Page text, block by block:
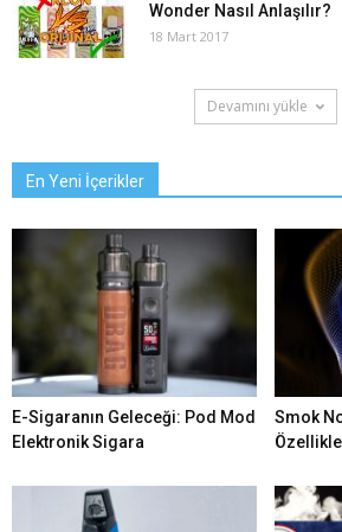
Wonder Nasıl Anlaşılır?
18 Mart 2017
Devamını yükle
En Yeni İçerikler
E-Sigaranın Geleceği: Pod Mod
Elektronik Sigara
Smok